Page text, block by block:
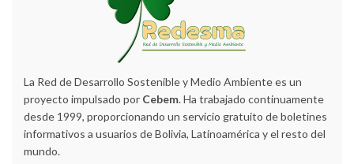
La Red de Desarrollo Sostenible y Medio Ambiente es un
proyecto impulsado por Cebem. Ha trabajado continuamente
desde 1999, proporcionando un servicio gratuito de boletines
informativos a usuarios de Bolivia, Latinoamérica y el resto del
mundo.